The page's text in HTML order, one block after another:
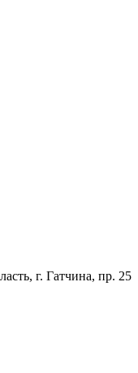
г. Гатчина, пр. 25